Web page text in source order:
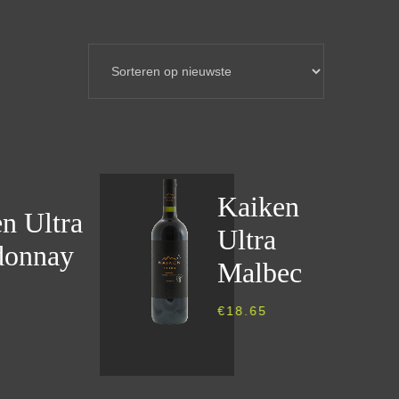
Ultra
Kaiken
Ultra
Malbec
€ 18.65